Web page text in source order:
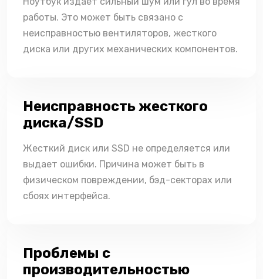
работы. Это может быть связано с
неисправностью вентиляторов, жесткого
диска или других механических компонентов.
Неисправность жесткого
диска/SSD
Жесткий диск или SSD не определяется или
выдает ошибки. Причина может быть в
физическом повреждении, бэд-секторах или
сбоях интерфейса.
Проблемы с
производительностью